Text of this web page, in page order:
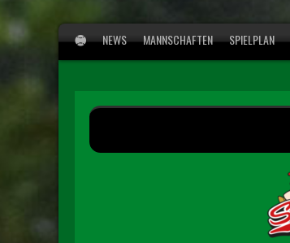
NEWS MANNSCHAFTEN SPIELPLAN